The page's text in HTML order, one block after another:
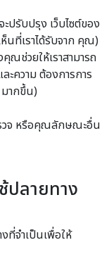
ปรับปรุง เว็บไซต์ของ
นที่เราได้รับจาก คุณ)
ณช่วยให้เราสามารถ
ความ ต้องการการ
ากขึ้น)
รวจ หรือคุณลักษณะอื่น
ปลายทาง
ที่จำเป็นเพื่อให้